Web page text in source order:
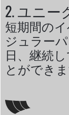
2. ユニ
短期間の
ジュラー
日、継続
とができま